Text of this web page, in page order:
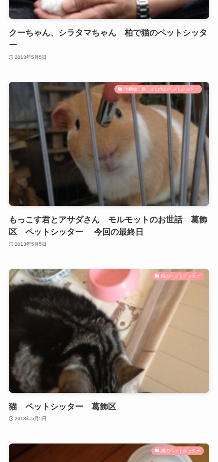
クーちゃん、シラタマちゃん 柏で猫のペットシッタ
ー
2013年5月5日
小動物、鳥、その他のペットシッター
もっこす君とアサダさん モルモットのお世話 葛飾
区 ペットシッター 今回の最終日
2013年5月5日
猫のペットシッター
猫 ペットシッター 葛飾区
2013年5月5日
猫のペットシッター